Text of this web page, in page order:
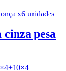
cinza pesa